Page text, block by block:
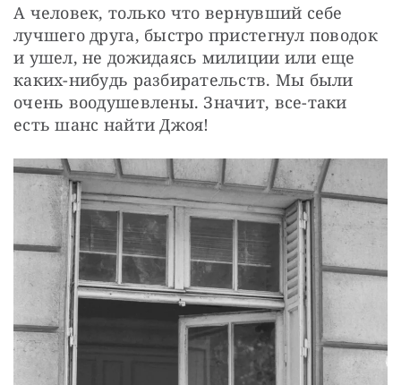
А человек, только что вернувший себе
лучшего друга, быстро пристегнул поводок
и ушел, не дожидаясь милиции или еще
каких-нибудь разбирательств. Мы были
очень воодушевлены. Значит, все-таки
есть шанс найти Джоя!